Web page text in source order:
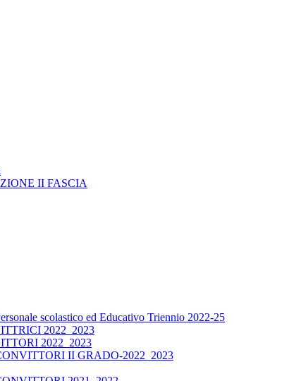
II FASCIA
scolastico ed Educativo Triennio 2022-25
2022_2023
2022_2023
II GRADO-2022_2023